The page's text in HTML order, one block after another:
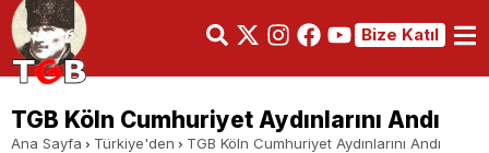
Bize Katıl
TGB Köln Cumhuriyet Aydınlarını Andı
Ana Sayfa Türkiye'den TGB Köln Cumhuriyet Aydınlarını Andı